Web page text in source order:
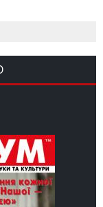
і синиця
й тактики